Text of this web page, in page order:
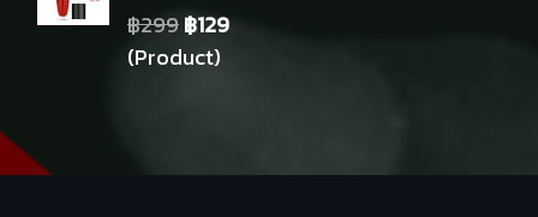
฿299฿129
(Product)